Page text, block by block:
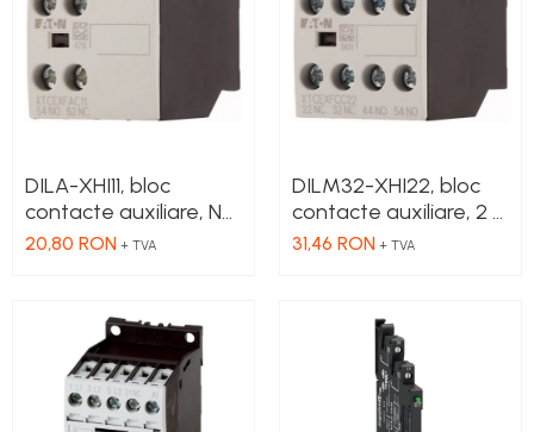
DILA-XHI11, bloc
contacte auxiliare, NC
+ NO, montaj frontal
20,80 RON + TVA
DILM32-XHI22, bloc
contacte auxiliare, 2 x
NC + 2 x NO, 16 A,
31,46 RON + TVA